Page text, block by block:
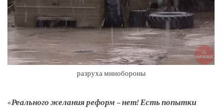
разруха минобороны
«Реального желания реформ – нет! Есть попытки